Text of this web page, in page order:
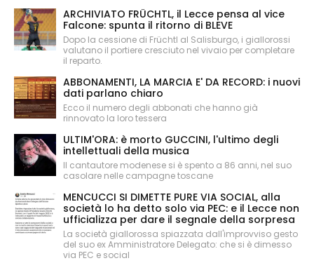
ARCHIVIATO FRÜCHTL, il Lecce pensa al vice
Falcone: spunta il ritorno di BLEVE
Dopo la cessione di Früchtl al Salisburgo, i giallorossi
valutano il portiere cresciuto nel vivaio per completare
il reparto.
ABBONAMENTI, LA MARCIA E' DA RECORD: i nuovi
dati parlano chiaro
Ecco il numero degli abbonati che hanno già
rinnovato la loro tessera
ULTIM'ORA: è morto GUCCINI, l'ultimo degli
intellettuali della musica
Il cantautore modenese si è spento a 86 anni, nel suo
casolare nelle campagne toscane
MENCUCCI SI DIMETTE PURE VIA SOCIAL, alla
società lo ha detto solo via PEC: e il Lecce non
ufficializza per dare il segnale della sorpresa
La società giallorossa spiazzata dall'improvviso gesto
del suo ex Amministratore Delegato: che si è dimesso
via PEC e social